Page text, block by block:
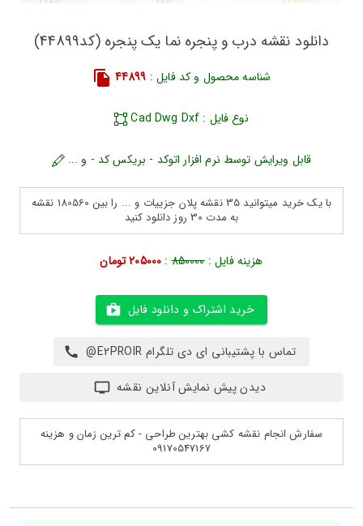
دانلود نقشه درب و پنجره نما یک پنجره (کد44899)
شناسه محصول و کد فایل : 44899
نوع فایل : Cad Dwg Dxf
قابل ویرایش توسط نرم افزار اتوکد - بریکس کد - و ...
با یک خرید میتوانید 35 نقشه پلان جزییات و ... را بین 180560 نقشه
به مدت 30 روز دانلود کنید
هزینه فایل :850000
: 205000 تومان
خرید اشتراک و دانلود فایل
تماس با پشتیبانی ای دی تلگرام E2PROIR@
دیدن پیش نمایش آنلاین نقشه
سفارش انجام نقشه کشی بهترین طراحی - کم ترین زمان و هزینه
09170547167